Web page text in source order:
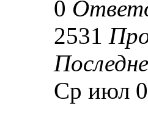
0
2531
Ср июл